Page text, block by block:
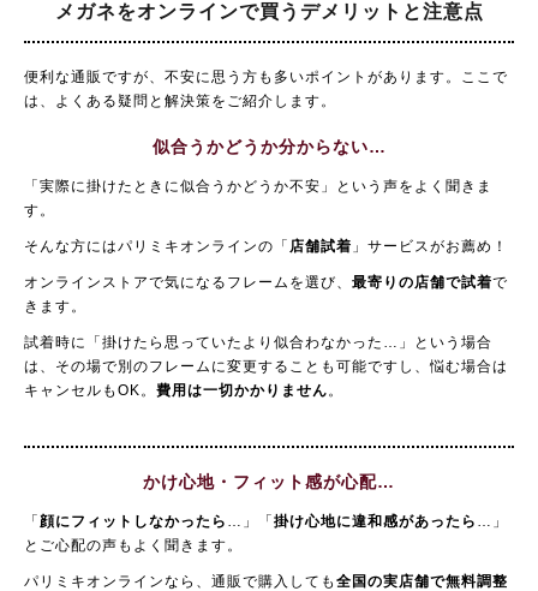
メガネをオンラインで買う デメリットと注意点
便利な通販ですが、不安に思う方も多いポイントがあります。ここで
は、よくある疑問と解決策をご紹介します。
似合うかどうか分からない…
「実際に掛けたときに似合うかどうか不安」という声をよく聞きま
す。
そんな方にはパリミキオンラインの「 店舗試着 」サービスがお薦め！
オンラインストアで気になるフレームを選び、 最寄りの店舗で試着で
きます。
試着時に「掛けたら思っていたより似合わなかった…」という場合
は、その場で別のフレームに変更することも可能ですし、悩む場合は
キャンセルもOK。 費用は一切かかりません。
かけ心地・フィット感が心配…
「顔にフィットしなかったら …」「掛け心地に違和感があったら …」
とご心配の声もよく聞きます。
パリミキオンラインなら、通販で購入しても 全国の実店舗で無料調整